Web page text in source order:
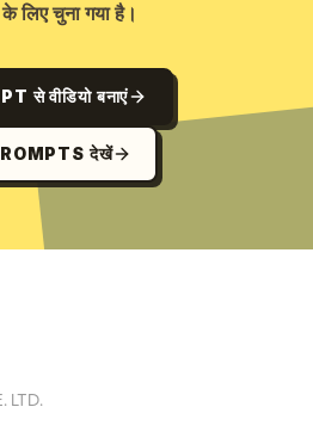
लिए चुना गया है।
से वीडियो बनाएं
देखें
LTD.